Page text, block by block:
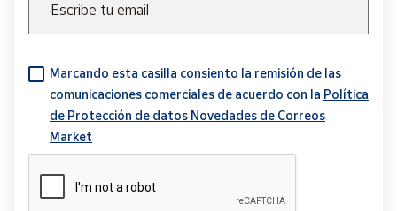
Escribe tu email
Marcando esta casilla consiento la remisión de las
comunicaciones comerciales de acuerdo con la Política
de Protección de datos Novedades de Correos
Market